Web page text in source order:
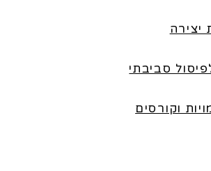
יצירה
סביבתי
וקורסים